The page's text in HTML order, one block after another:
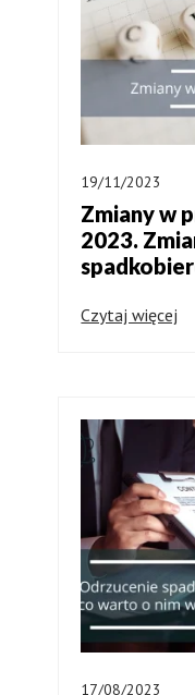
19/11/2023
Zmiany w
2023.
Czytaj więcej
17/08/2023